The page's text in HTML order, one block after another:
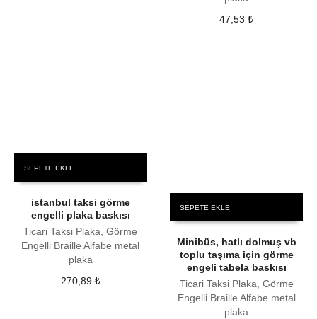
47,53₺
SEPETE EKLE
istanbul taksi görme
engelli plaka baskısı
Ticari Taksi Plaka, Görme
Engelli Braille Alfabe metal
plaka
270,89 ₺
SEPETE EKLE
Minibüs, hatlı dolmuş vb
toplu taşıma için görme
engeli tabela baskısı
Ticari Taksi Plaka, Görme
Engelli Braille Alfabe metal
plaka